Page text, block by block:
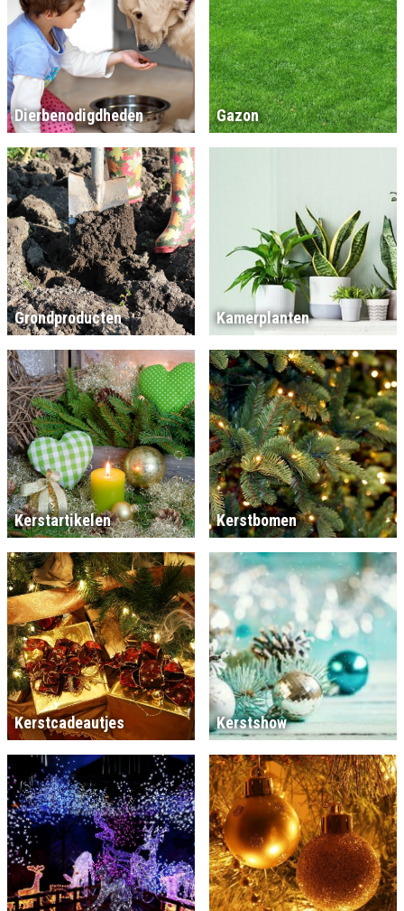
Dierbenodigdheden Gazon
Grondproducten Kamerplanten
Kerstartikelen Kerstbomen
Kerstcadeautjes Kerstshow